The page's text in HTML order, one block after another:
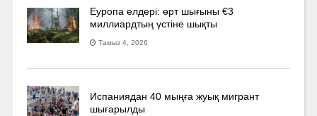
Еуропа елдері: өрт шығыны €3
миллиардтың үстіне шықты
Тамыз 4, 2026
Испаниядан 40 мыңға жуық мигрант
шығарылды